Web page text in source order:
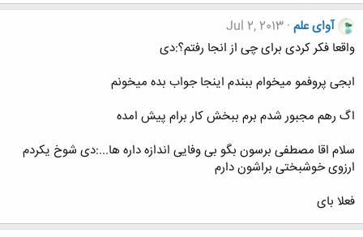
آوای علم Jul 2, 2013
واقعا فکر کردی برای چی از انجا رفتم؟:دی
ابجی پروفمو میخوام ببندم اینجا جواب بده میخونم
اگ رهم مجبور شدم برم ببخش کار برام پیش امده
سلام اقا مصطفی برسون بگو بی وفایی اندازه داره ها...:دی شوخ یکردم
ارزوی خوشبختی براشون دارم
فعلا بای